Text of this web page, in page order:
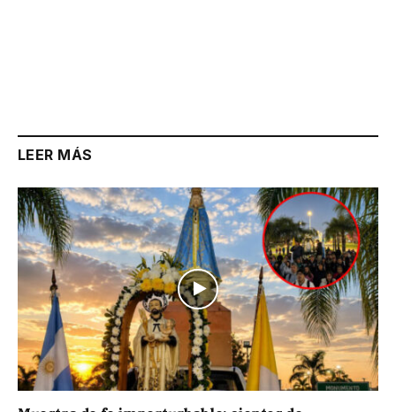
LEER MÁS